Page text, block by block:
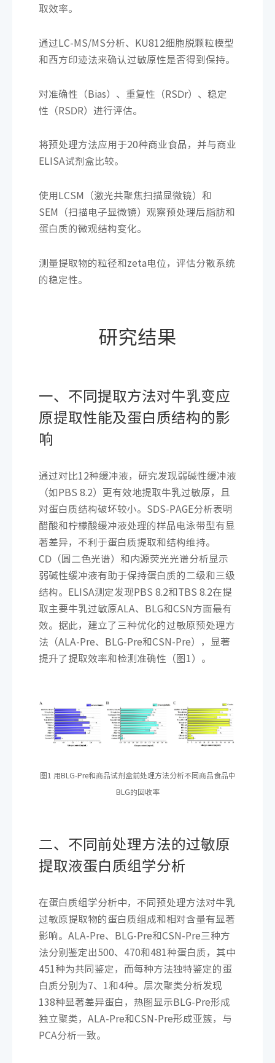
取效率。
通过LC-MS/MS分析、KU812细胞脱颗粒模型
和西方印迹法来确认过敏原性是否得到保持。
对准确性（Bias）、重复性（RSDr）、稳定
性（RSDR）进行评估。
将预处理方法应用于20种商业食品，并与商业
ELISA试剂盒比较。
使用LCSM（激光共聚焦扫描显微镜）和
SEM（扫描电子显微镜）观察预处理后脂肪和
蛋白质的微观结构变化。
测量提取物的粒径和zeta电位，评估分散系统
的稳定性。
研究结果
一、不同提取方法对牛乳变应
原提取性能及蛋白质结构的影
响
通过对比12种缓冲液，研究发现弱碱性缓冲液
（如PBS 8.2）更有效地提取牛乳过敏原，且
对蛋白质结构破坏较小。SDS-PAGE分析表明
醋酸和柠檬酸缓冲液处理的样品电泳带型有显
著差异，不利于蛋白质提取和结构维持。
CD（圆二色光谱）和内源荧光光谱分析显示
弱碱性缓冲液有助于保持蛋白质的二级和三级
结构。ELISA测定发现PBS 8.2和TBS 8.2在提
取主要牛乳过敏原ALA、BLG和CSN方面最有
效。据此，建立了三种优化的过敏原预处理方
法（ALA-Pre、BLG-Pre和CSN-Pre），显著
提升了提取效率和检测准确性（图1）。
图1 用BLG-Pre和商品试剂盒前处理方法分析不同商品食品中
BLG的回收率
二、不同前处理方法的过敏原
提取液蛋白质组学分析
在蛋白质组学分析中，不同预处理方法对牛乳
过敏原提取物的蛋白质组成和相对含量有显著
影响。ALA-Pre、BLG-Pre和CSN-Pre三种方
法分别鉴定出500、470和481种蛋白质，其中
451种为共同鉴定，而每种方法独特鉴定的蛋
白质分别为7、1和4种。层次聚类分析发现
138种显著差异蛋白，热图显示BLG-Pre形成
独立聚类，ALA-Pre和CSN-Pre形成亚簇，与
PCA分析一致。